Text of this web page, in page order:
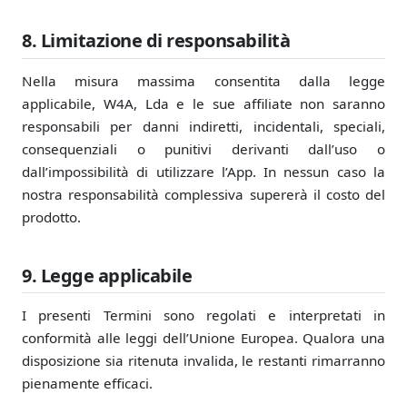
8. Limitazione di responsabilità
Nella misura massima consentita dalla legge
applicabile, W4A, Lda e le sue affiliate non saranno
responsabili per danni indiretti, incidentali, speciali,
consequenziali o punitivi derivanti dall’uso o
dall’impossibilità di utilizzare l’App. In nessun caso la
nostra responsabilità complessiva supererà il costo del
prodotto.
9. Legge applicabile
I presenti Termini sono regolati e interpretati in
conformità alle leggi dell’Unione Europea. Qualora una
disposizione sia ritenuta invalida, le restanti rimarranno
pienamente efficaci.